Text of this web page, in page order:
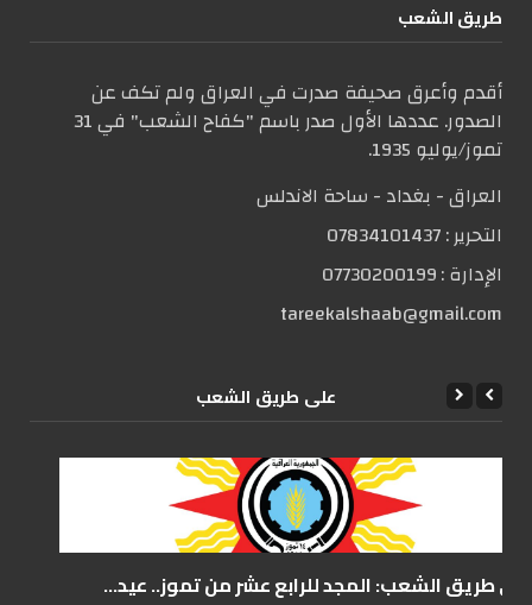
طریق الشعب
أقدم وأعرق صحيفة صدرت في العراق ولم تكف عن
الصدور. عددها الأول صدر باسم "كفاح الشعب" في 31
تموز/يوليو 1935.
العراق - بغداد - ساحة الاندلس
التحریر :07834101437
الإدارة :07730200199
tareekalshaab@gmail.com
علی طریق الشعب
على طريق الشعب: المجد للرابع عشر من تموز.. عيد...